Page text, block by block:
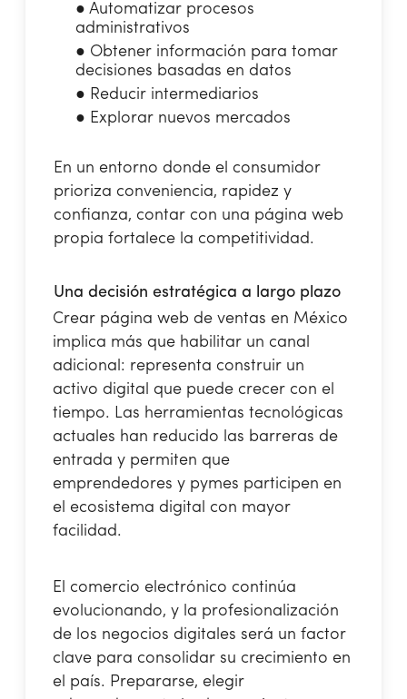
●Automatizar procesos
administrativos
● Obtener información para tomar
decisiones basadas en datos
● Reducir intermediarios
● Explorar nuevos mercados
En un entorno donde el consumidor
prioriza conveniencia, rapidez y
confianza, contar con una página web
propia fortalece la competitividad.
Una decisión estratégica a largo plazo
Crear página web de ventas en México
implica más que habilitar un canal
adicional: representa construir un
activo digital que puede crecer con el
tiempo. Las herramientas tecnológicas
actuales han reducido las barreras de
entrada y permiten que
emprendedores y pymes participen en
el ecosistema digital con mayor
facilidad.
El comercio electrónico continúa
evolucionando, y la profesionalización
de los negocios digitales será un factor
clave para consolidar su crecimiento en
el país. Prepararse, elegir